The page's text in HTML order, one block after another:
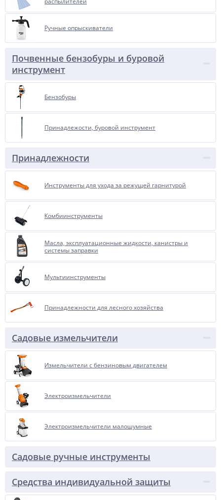
Ручные опрыскиватели
Почвенные бензобуры и буровой
инструмент
Бензобуры
Принадлежости, буровой инструмент
Принадлежности
Инструменты для ухода за режущей гарнитурой
Комбиинструменты
Масла, эксплуатационные жидкости, канистры и
системы заправки
Мультиинструменты
Принадлежности для лесного хозяйства
Садовые измельчители
Измельчители с бензиновым двигателем
Электроизмельчители
Электроизмельчители малошумные
Садовые ручные инструменты
Средства индивидуальной защиты